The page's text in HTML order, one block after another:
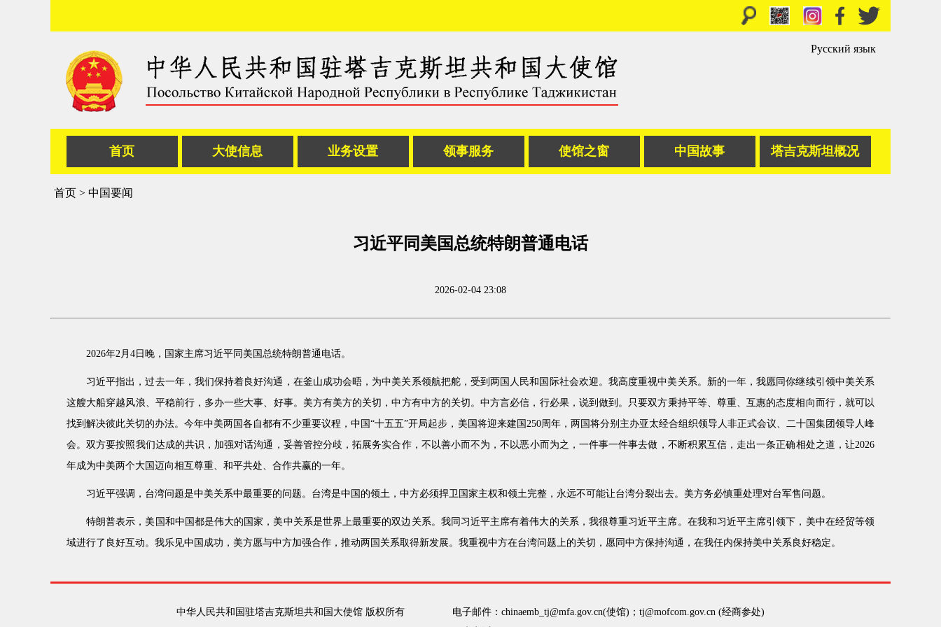
Русский язык
首页 大使信息 业务设置 领事服务 使馆之窗 中国故事 塔吉克斯坦概况
首页 > 中国要闻
习近平同美国总统特朗普通电话
2026-02-04 23:08
2026年2月4日晚，国家主席习近平同美国总统特朗普通电话。
习近平指出，过去一年，我们保持着良好沟通，在釜山成功会晤，为中美关系领航把舵，受到两国人民和国际社会欢迎。我高度重视中美关系。新的一年，我愿同你继续引领中美关系
这艘大船穿越风浪、平稳前行，多办一些大事、好事。美方有美方的关切，中方有中方的关切。中方言必信，行必果，说到做到。只要双方秉持平等、尊重、互惠的态度相向而行，就可以
找到解决彼此关切的办法。今年中美两国各自都有不少重要议程，中国“十五五”开局起步，美国将迎来建国250周年，两国将分别主办亚太经合组织领导人非正式会议、二十国集团领导人峰
会。双方要按照我们达成的共识，加强对话沟通，妥善管控分歧，拓展务实合作，不以善小而不为，不以恶小而为之，一件事一件事去做，不断积累互信，走出一条正确相处之道，让2026
年成为中美两个大国迈向相互尊重、和平共处、合作共赢的一年。
习近平强调，台湾问题是中美关系中最重要的问题。台湾是中国的领土，中方必须捍卫国家主权和领土完整，永远不可能让台湾分裂出去。美方务必慎重处理对台军售问题。
特朗普表示，美国和中国都是伟大的国家，美中关系是世界上最重要的双边关系。我同习近平主席有着伟大的关系，我很尊重习近平主席。在我和习近平主席引领下，美中在经贸等领
域进行了良好互动。我乐见中国成功，美方愿与中方加强合作，推动两国关系取得新发展。我重视中方在台湾问题上的关切，愿同中方保持沟通，在我任内保持美中关系良好稳定。
中华人民共和国驻塔吉克斯坦共和国大使馆 版权所有
电子邮件：chinaemb_tj@mfa.gov.cn(使馆)；tj@mofcom.gov.cn (经商参处)